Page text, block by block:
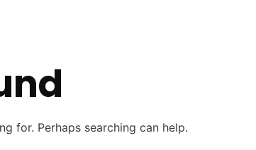
for. Perhaps searching can help.